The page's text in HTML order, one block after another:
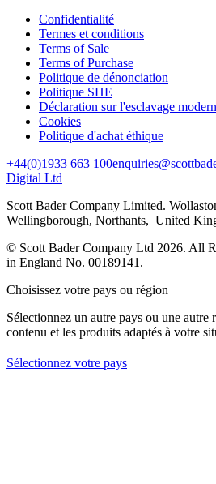
Confidentialité
Termes et conditions
Terms of Sale
Terms of Purchase
Politique de dénonciation
Politique SHE
Déclaration sur l'esclavage
Cookies
Politique d'achat éthique
+44(0)1933 663 100
Digital Ltd
Scott Bader Company Limited.
Wellingborough, Northants, United
© Scott Bader Company Ltd 2026. All
in England No. 00189141.
Choisissez votre pays ou région
Sélectionnez un autre pays ou une autre
contenu et les produits adaptés à votre
Sélectionnez votre pays